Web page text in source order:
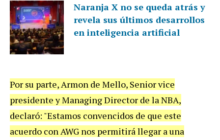
Naranja X no se queda atrás y
revela sus últimos desarrollos
en inteligencia artificial
Por su parte, Armon de Mello, Senior vice
presidente y Managing Director de la NBA,
declaró: "Estamos convencidos de que este
acuerdo con AWG nos permitirá llegar a una